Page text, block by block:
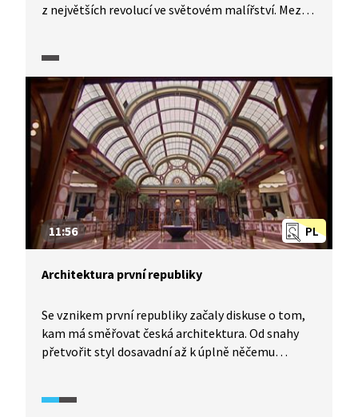
z největších revolucí ve světovém malířství. Mezi
zachycena v pasáži z dokumentárního cyklu
Moderna, avantgarda: Příběh umění 1. poloviny 20.
století (2025). Pasáž zahrnuje také několik ukázek
obrazů i výstižné představení tohoto směru.
PL
11:56
Architektura první republiky
Se vznikem první republiky začaly diskuse o tom,
kam má směřovat česká architektura. Od snahy
přetvořit styl dosavadní až k úplně něčemu
Od rondokubismu k funkcionalismu. Podívejte se